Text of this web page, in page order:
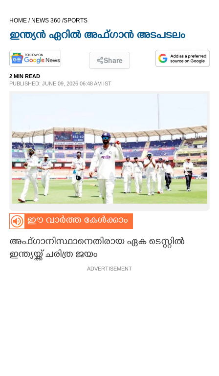
CINEMA
OPINION
PHOTOS
SPIRITUAL
INFO+
ART
ASTRO
CARTOONS
HOME / NEWS 360 /SPORTS
ഇന്ത്യൻ ഏറിൽ അഫ്ഗാൻ അടപടലം
Share
2 MIN READ
PUBLISHED: JUNE 09, 2026 06:48 AM IST
ഈ വാർത്ത കേൾക്കാം
അഫ്ഗാനിസ്ഥാനെതിരായ ഏക ടെസ്റ്റിൽ
ഇന്ത്യയ്ക്ക് ചരിത്ര ജയം
ADVERTISEMENT